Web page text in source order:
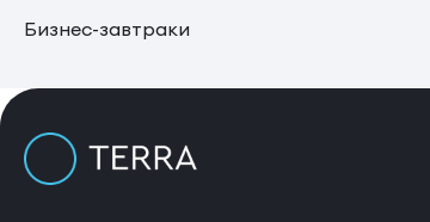
Бизнес-завтраки